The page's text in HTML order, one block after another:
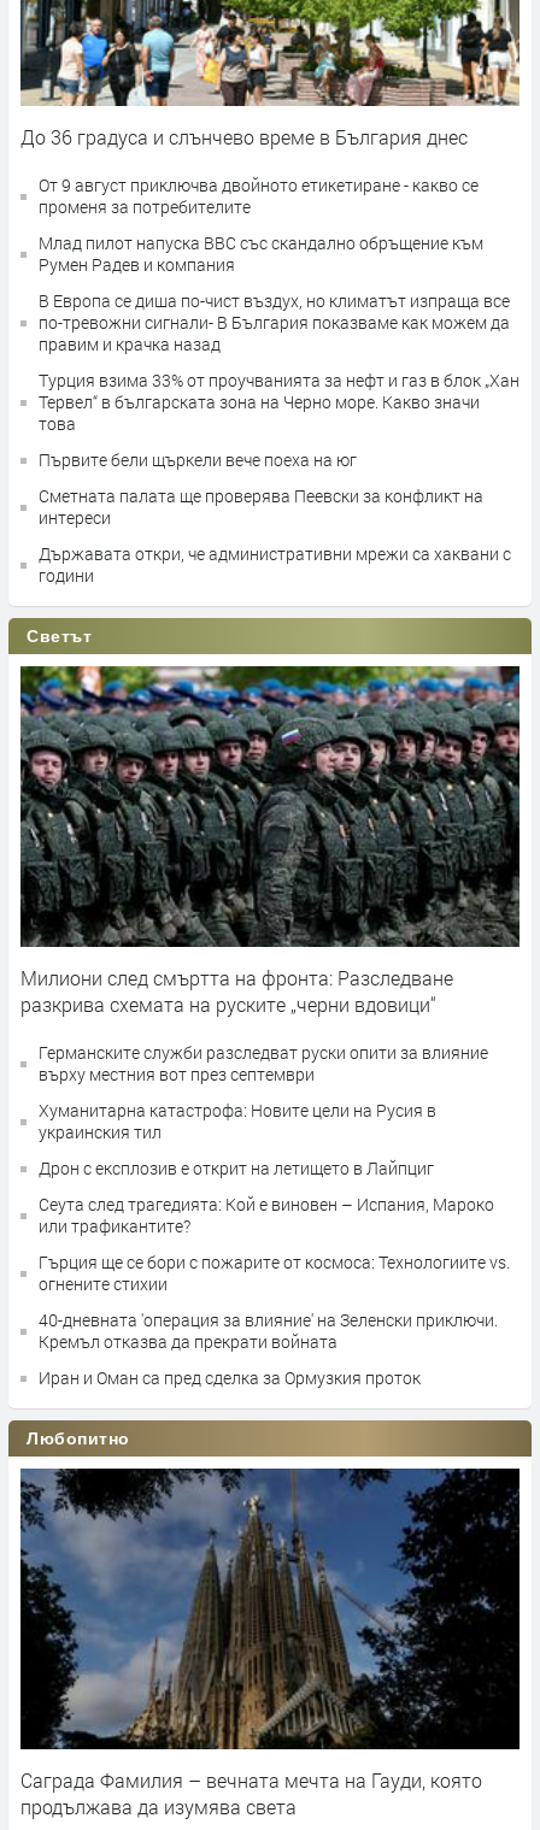
До 36 градуса и слънчево време в България днес
От 9 август приключва двойното етикетиране - какво се
променя за потребителите
Млад пилот напуска ВВС със скандално обръщение към
Румен Радев и компания
В Европа се диша по-чист въздух, но климатът изпраща все
по-тревожни сигнали- В България показваме как можем да
правим и крачка назад
Турция взима 33% от проучванията за нефт и газ в блок „Хан
Тервел“ в българската зона на Черно море. Какво значи
това
Първите бели щъркели вече поеха на юг
Сметната палата ще провeрява Пеевски за конфликт на
интереси
Държавата откри, че административни мрежи са хаквани с
години
Светът
Милиони след смъртта на фронта: Разследване
разкрива схемата на руските „черни вдовици“
Германските служби разследват руски опити за влияние
върху местния вот през септември
Хуманитарна катастрофа: Новите цели на Русия в
украинския тил
Дрон с експлозив е открит на летището в Лайпциг
Сеута след трагедията: Кой е виновен – Испания, Мароко
или трафикантите?
Гърция ще се бори с пожарите от космоса: Технологиите vs.
огнените стихии
40-дневната 'операция за влияние' на Зеленски приключи.
Кремъл отказва да прекрати войната
Иран и Оман са пред сделка за Ормузкия проток
Любопитно
Саграда Фамилия – вечната мечта на Гауди, която
продължава да изумява света